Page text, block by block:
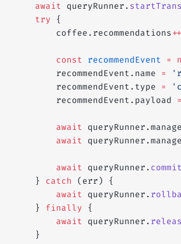
    await
queryRunner.
    try
{
        coffee.recommendations
++
        const
recommendEvent =
        recommendEvent.name
=
        recommendEvent.type
=
        recommendEvent.payload
=
        await
        await
        await
queryRunner.
    }
catch (err) {
        await
queryRunner.
    }
finally {
        await
queryRunner.
    }